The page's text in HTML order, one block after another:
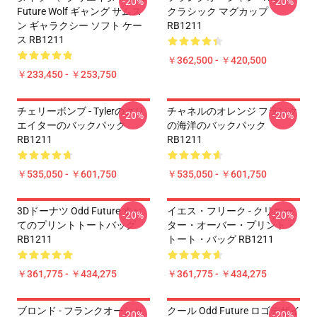
Future Wolf ギャング サムス
ン ギャラクシー ソフト ケー
ス RB1211
￥233,450 - ￥253,750
クラシック マグカップ
RB1211
￥362,500 - ￥420,500
チェリーボンブ - Tylerのクリ
エイターのバックパック
RB1211
￥535,050 - ￥601,750
-20%
チャネルのオレンジ フランク
の海洋のバックパック
RB1211
￥535,050 - ￥601,750
-20%
3Dドーナツ Odd Future すべ
てのプリントトートバッグ
RB1211
￥361,775 - ￥434,275
-20%
イエス・フリーク - クリエー
ター・オーバー・プリント・
トート・バッグ RB1211
￥361,775 - ￥434,275
-20%
ブロンド - フランクオーシャ クール Odd Future ロゴデザイ